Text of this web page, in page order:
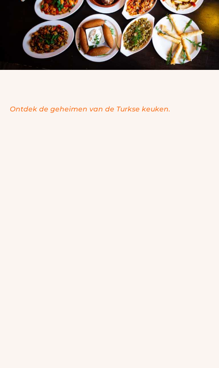
Ontdek de geheimen van de Turkse keuken.